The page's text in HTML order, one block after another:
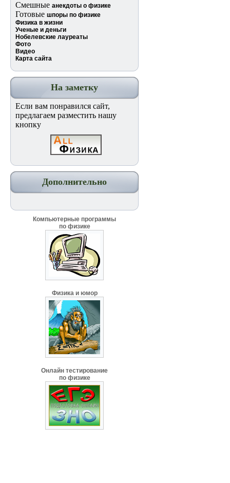
Смешные анекдоты о физике
Готовые шпоры по физике
Физика в жизни
Ученые и деньги
Нобелевские лауреаты
Фото
Видео
Карта сайта
На заметку
Если вам понравился сайт,
предлагаем разместить нашу
кнопку
Дополнительно
Компьютерные программы
по физике
Физика и юмор
Онлайн тестирование
по физике